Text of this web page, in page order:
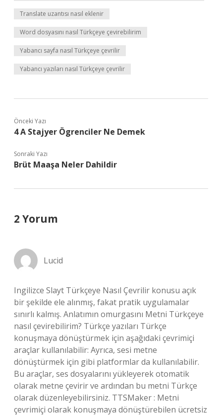
Translate uzantısı nasıl eklenir
Word dosyasını nasıl Türkçeye çevirebilirim
Yabancı sayfa nasıl Türkçeye çevrilir
Yabancı yazıları nasıl Türkçeye çevrilir
Önceki Yazı
4 A Stajyer Ögrenciler Ne Demek
Sonraki Yazı
Brüt Maaşa Neler Dahildir
2 Yorum
Lucid
Ingilizce Slayt Türkçeye Nasıl Çevrilir konusu açık
bir şekilde ele alınmış, fakat pratik uygulamalar
sınırlı kalmış. Anlatımın omurgasını Metni Türkçeye
nasıl çevirebilirim? Türkçe yazıları Türkçe
konuşmaya dönüştürmek için aşağıdaki çevrimiçi
araçlar kullanılabilir: Ayrıca, sesi metne
dönüştürmek için gibi platformlar da kullanılabilir.
Bu araçlar, ses dosyalarını yükleyerek otomatik
olarak metne çevirir ve ardından bu metni Türkçe
olarak düzenleyebilirsiniz. TTSMaker : Metni
çevrimiçi olarak konuşmaya dönüştürebilen ücretsiz